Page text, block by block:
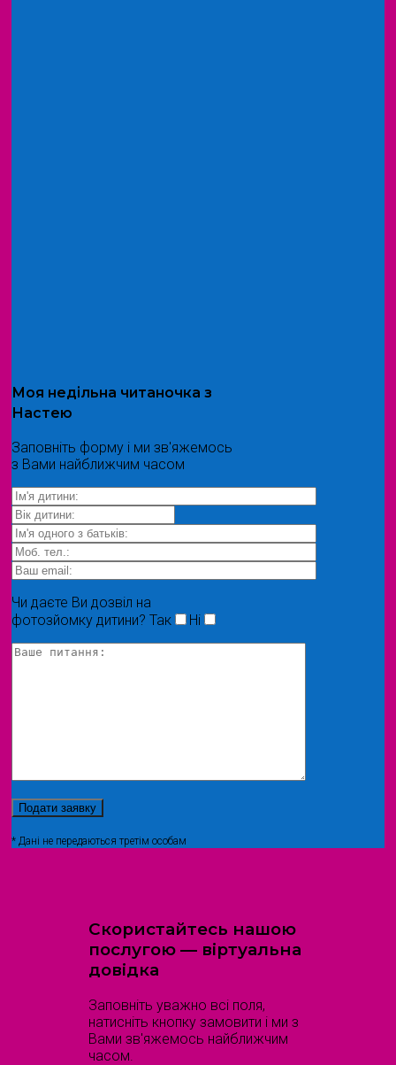
Моя недільна читаночка з
Настею
Заповніть форму і ми зв'яжемось
з Вами найближчим часом
Чи даєте Ви дозвіл на
фотозйомку дитини? Так Ні
* Дані не передаються третім особам
Скористайтесь нашою
послугою — віртуальна
довідка
Заповніть уважно всі поля,
натисніть кнопку замовити і ми з
Вами зв'яжемось найближчим
часом.